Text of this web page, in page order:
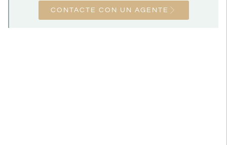
CONTACTE CON UN AGENTE